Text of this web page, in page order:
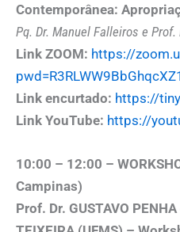
Contemporânea:
Pq. Dr. Manuel Falleiros e
Link ZOOM: https://
Link encurtado: https://
Link YouTube: https://
10:00 – 12:00 –
Campinas)
Prof. Dr. GUSTAVO